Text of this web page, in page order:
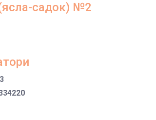
садок) №2